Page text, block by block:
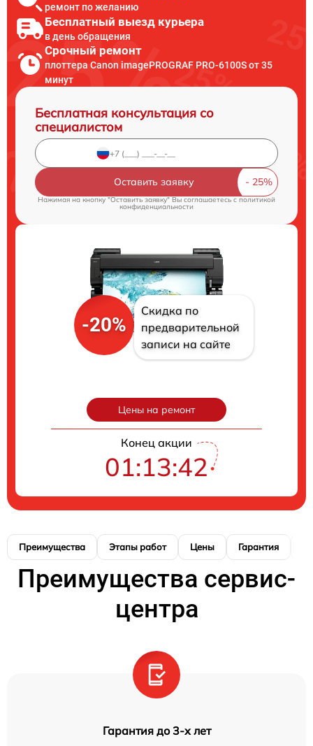
ремонт по желанию
Бесплатный выезд курьера
в день обращения
Срочный ремонт
плоттера Canon imagePROGRAF PRO-6100S от 35
минут
Бесплатная консультация со
специалистом
Оставить заявку
Нажимая на кнопку "Оставить заявку" Вы соглашаетесь cполитикой
конфиденциальности
-20%
Скидка по
предварительной
записи на сайте
Цены на ремонт
Конец акции
01:13:41
Преимущества Этапы работ Цены Гарантия
Преимущества сервис-
центра
Гарантия до 3-х лет